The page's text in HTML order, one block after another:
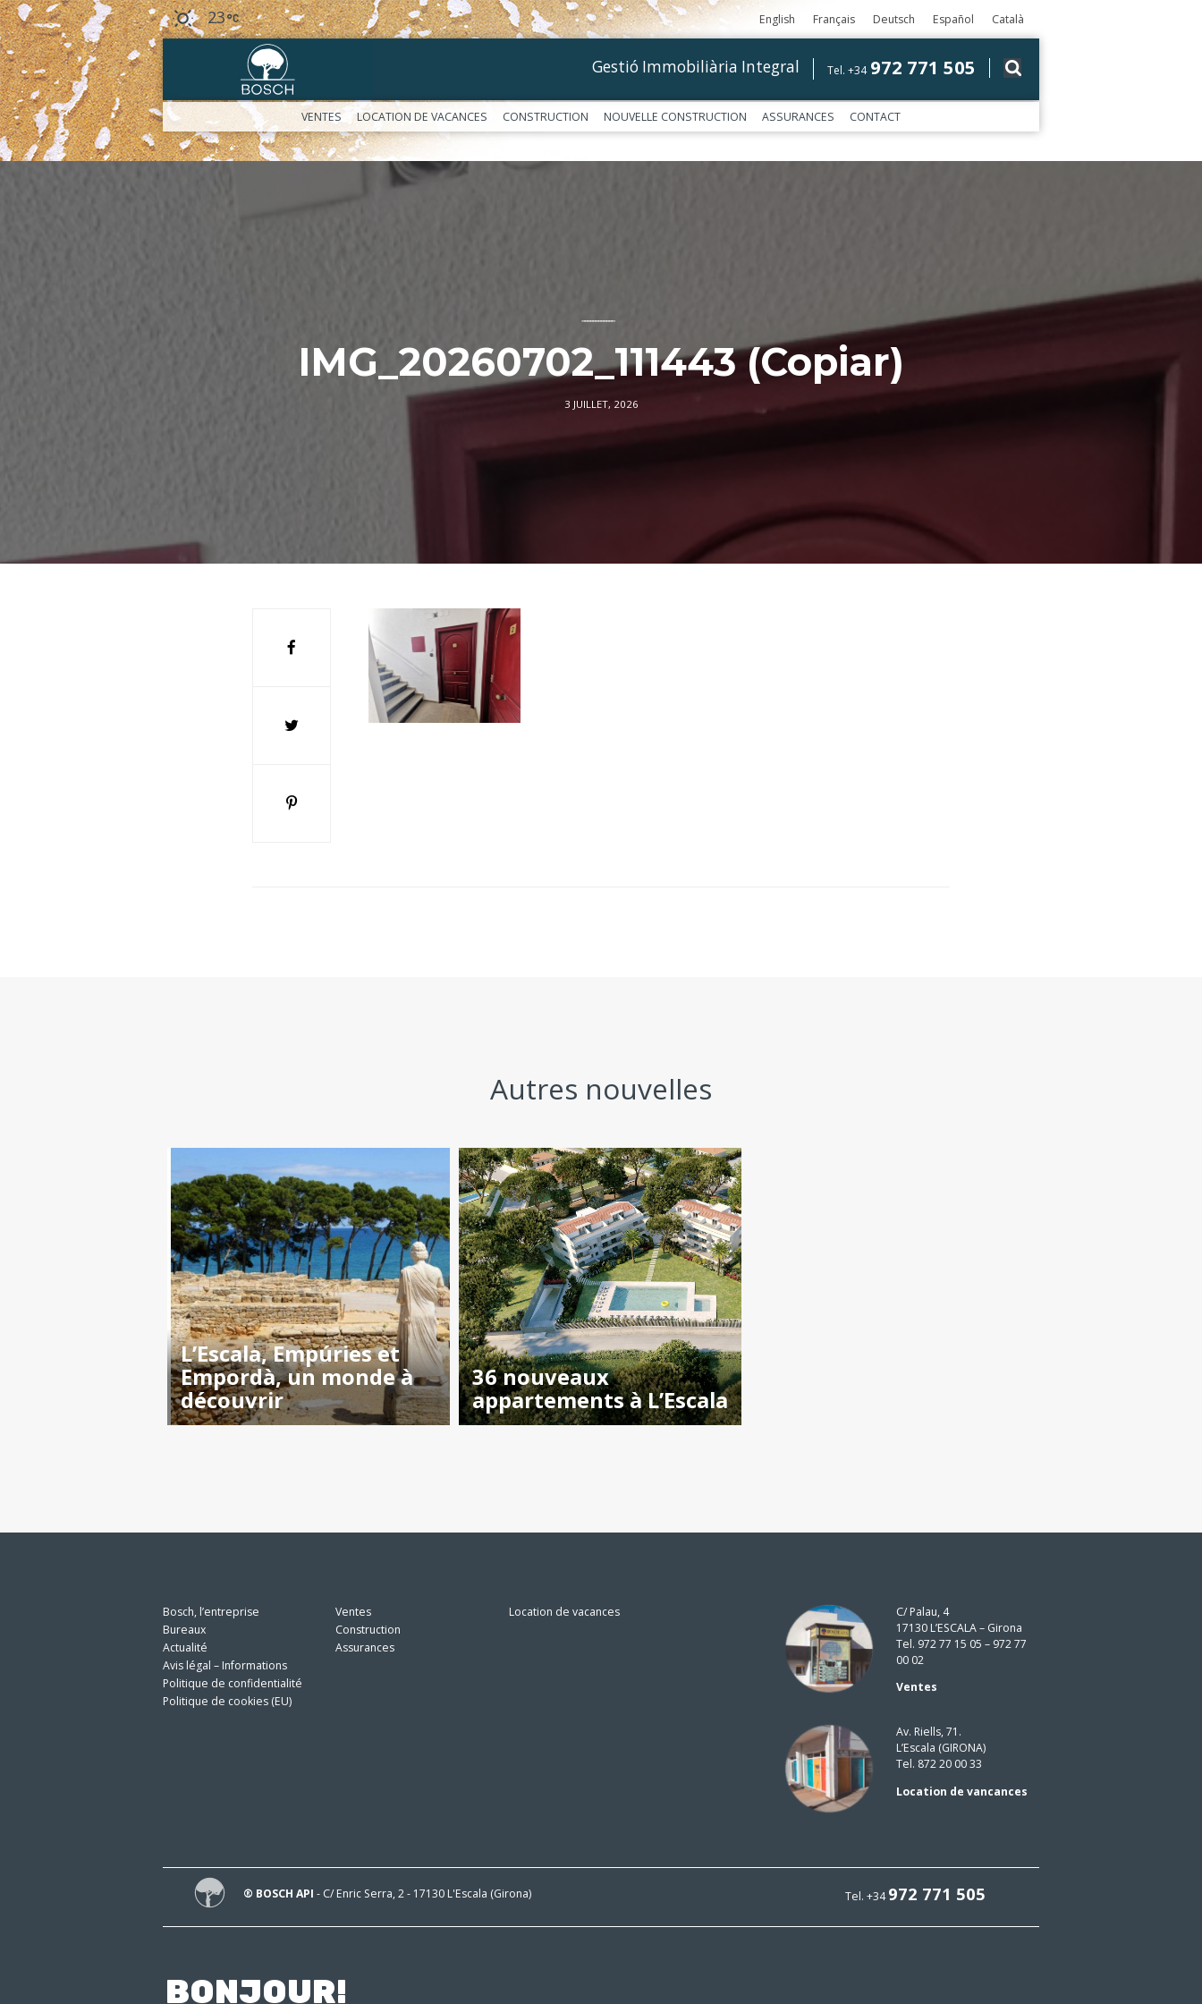
23 English Français Deutsch Español Català
Tel. +34 972 771 505
Gestió Immobiliària Integral
VENTES LOCATION DE VACANCES CONSTRUCTION NOUVELLE CONSTRUCTION ASSURANCES CONTACT
––––––––––––
IMG_20260702_111443 (Copiar)
3 JUILLET, 2026
Autres nouvelles
L’Escala, Empúries et
Empordà, un monde à
découvrir
36 nouveaux
appartements à L’Escala
Bosch, l’entreprise
Bureaux
Actualité
Avis légal – Informations
Politique de confidentialité
Politique de cookies (EU)
Ventes
Construction
Assurances
Location de vacances
C/ Palau, 4
17130 L’ESCALA – Girona
Tel. 972 77 15 05 – 972 77
00 02
Ventes
Av. Riells, 71.
L’Escala (GIRONA)
Tel. 872 20 00 33
Location de vancances
Tel. +34972 771 505
® BOSCH API - C/ Enric Serra, 2 - 17130 L'Escala (Girona)
BONJOUR!